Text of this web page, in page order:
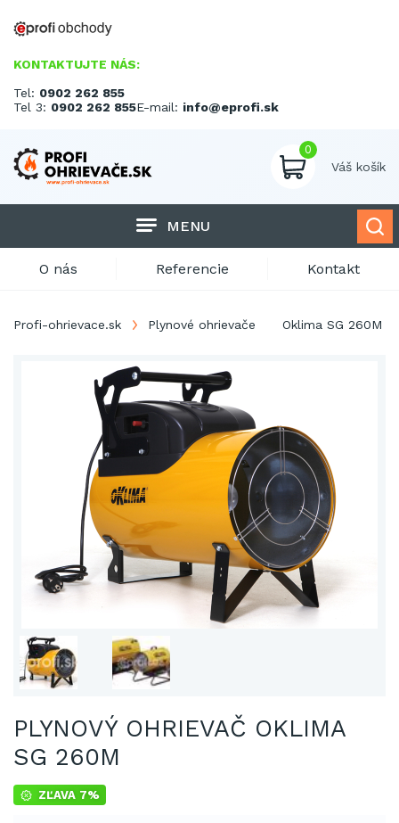
KONTAKTUJTE NÁS:
Tel: 0902 262 855
Tel 3: 0902 262 855E-mail: info@eprofi.sk
0
Váš košík
MENU
O nás Referencie Kontakt
Profi-ohrievace.sk Plynové ohrievače Oklima SG 260M
PLYNOVÝ OHRIEVAČ OKLIMA
SG 260M
ZĽAVA 7%